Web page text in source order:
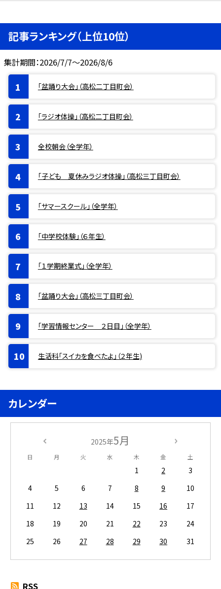
記事ランキング（上位10位）
集計期間：2026/7/7～2026/8/6
「盆踊り大会」（高松二丁目町会）
「ラジオ体操」（高松二丁目町会）
全校朝会（全学年）
「子ども 夏休みラジオ体操」（高松三丁目町会）
「サマースクール」（全学年）
「中学校体験」（６年生）
「１学期終業式」（全学年）
「盆踊り大会」（高松三丁目町会）
「学習情報センター ２日目」（全学年）
生活科「スイカを食べたよ」（２年生)
カレンダー
2025年5月
日 月 火 水 木 金 土
1 2
3
4
5 6 7 8 9
10
11
12 13 14 15 16
17
18
19 20 21 22 23
24
25
26 27 28 29 30 31
RSS